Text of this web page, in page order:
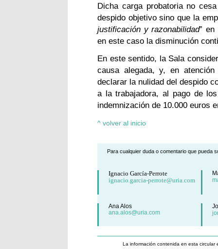
Dicha carga probatoria no
despido objetivo sino que la
justificación y razonabilidad” en
en este caso la disminución
En este sentido, la Sala
causa alegada, y, en
declarar la nulidad del despido
a la trabajadora, al pago de
indemnización de 10.000 euros
^ volver al inicio
Para cualquier duda o comentario que pueda
Ignacio García-Perrote
ignacio.garcia-perrote@uria.com
Ana Alos
ana.alos@uria.com
La información contenida en esta